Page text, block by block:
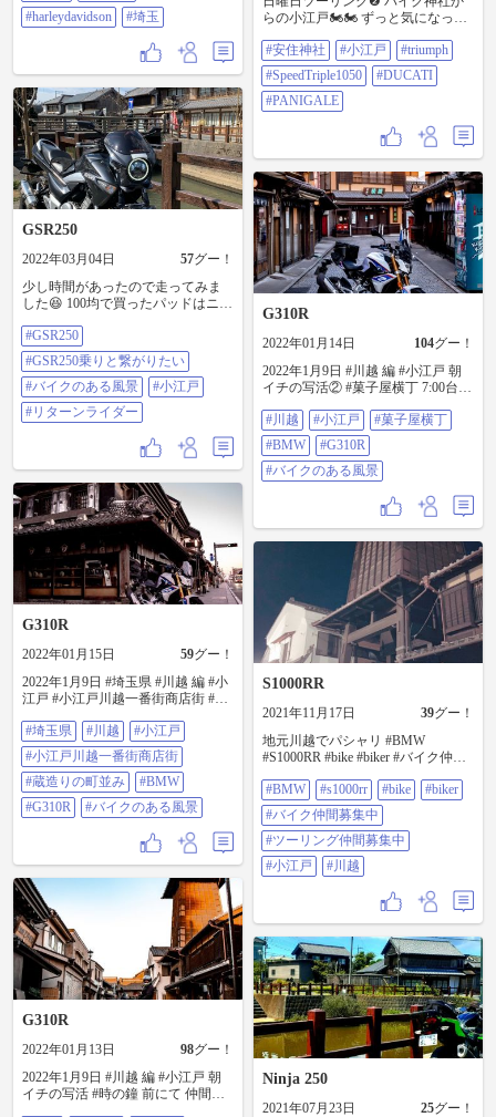
#harleydavidson #埼玉
GSR250
2022年03月04日 57グー！
少し時間があったので走ってみま
した😆 100均で買ったパッドはニー
#GSR250乗りと繋がりたい #バイク
のある風景 #小江戸#リターンライ
ダー
#GSR250
#GSR250乗りと繋がりたい
#バイクのある風景
#小江戸
#リターンライダー
らの小江戸🏍🏍 ずっと気になって
ライダーさん多かったです✨ フル
フェイスのてるてる坊主ゲットし
ました！ 帰りに寄った小江戸はコ
ロナ渦？でどこも閉まっていまし
した！ 昼間に行けばノスタルジッ
クな気分に浸れるんでしょうね〜
がらストトリを手放したのを後
悔… #安住神社 #小江戸 @90752 →
#triumph #SpeedTriple1050 #DUCATI
#PANIGALE
#安住神社 #小江戸
#triumph
#SpeedTriple1050
#DUCATI
#PANIGALE
G310R
2022年01月15日 59グー！
2022年1月9日 #埼玉県 #川越 編 #小
江戸 #小江戸川越一番街商店街 #蔵
ト #bmw #g310r #バイクのある風景
#埼玉県 #川越
#小江戸
#小江戸川越一番街商店街
#蔵造りの町並み
#BMW
#G310R
#バイクのある風景
G310R
2022年01月14日 104グー！
2022年1月9日 #川越 編 #小江戸 朝
イチの写活② #菓子屋横丁 7:00台な
クは押して移動なので 結構疲れま
す(^_^;) #bmw #g310r #バイクのあ
る風景
#川越 #小江戸
#菓子屋横丁
#BMW
#G310R
#バイクのある風景
G310R
2022年01月13日 98グー！
2022年1月9日 #川越 編 #小江戸 朝
イチの写活 #時の鐘 前にて 仲間の
S1000RR
2021年11月17日 39グー！
地元川越でパシャリ #BMW
#S1000RR #bike #biker #バイク仲間
小江戸 #川越
#BMW #s1000rr #bike
#biker
#バイク仲間募集中
#ツーリング仲間募集中
#小江戸
#川越
Ninja 250
2021年07月23日 25グー！